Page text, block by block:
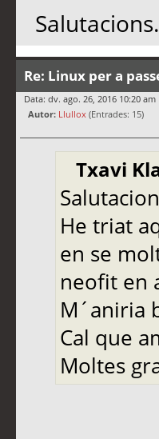
Salutacions.
Re: Linux per a
Data: dv. ago. 26, 2016 10:20 am
Autor: Llullox (Entrades: 15)
Txavi
He triat
en se
neofit en
M´aniria
Cal que
Moltes